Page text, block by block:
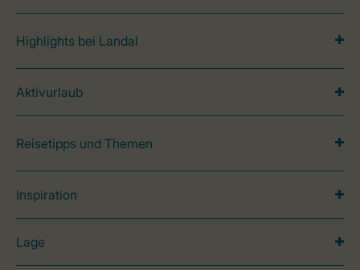
Highlights bei Landal
Aktivurlaub
Reisetipps und Themen
Inspiration
Lage